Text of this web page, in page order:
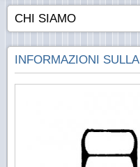
CHI SIAMO
INFORMAZIONI